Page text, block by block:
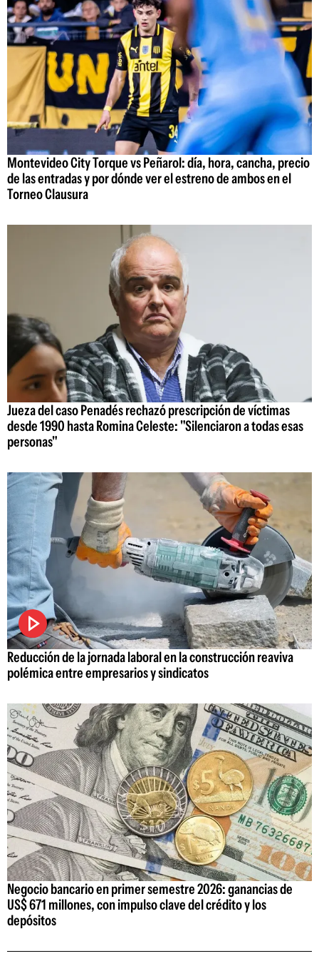
Montevideo City Torque vs Peñarol: día, hora, cancha, precio
de las entradas y por dónde ver el estreno de ambos en el
Torneo Clausura
Jueza del caso Penadés rechazó prescripción de víctimas
desde 1990 hasta Romina Celeste: "Silenciaron a todas esas
personas"
Reducción de la jornada laboral en la construcción reaviva
polémica entre empresarios y sindicatos
Negocio bancario en primer semestre 2026: ganancias de
US$ 671 millones, con impulso clave del crédito y los
depósitos